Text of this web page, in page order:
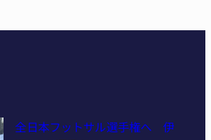
全日本フットサル選手権へ 伊